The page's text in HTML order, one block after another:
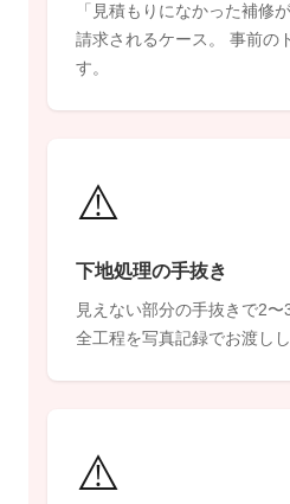
「見積もりになかった補修
請求されるケース。 事前の
す。
⚠️
下地処理の手抜き
見えない部分の手抜きで2
全工程を写真記録でお渡しし
⚠️